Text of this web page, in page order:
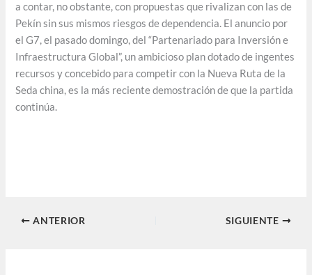
a contar, no obstante, con propuestas que rivalizan con las de
Pekín sin sus mismos riesgos de dependencia. El anuncio por
el G7, el pasado domingo, del “Partenariado para Inversión e
Infraestructura Global”, un ambicioso plan dotado de ingentes
recursos y concebido para competir con la Nueva Ruta de la
Seda china, es la más reciente demostración de que la partida
continúa.
ANTERIOR SIGUIENTE